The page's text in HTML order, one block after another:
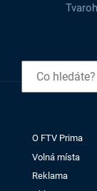
O FTV Prima
Volná místa
Reklama